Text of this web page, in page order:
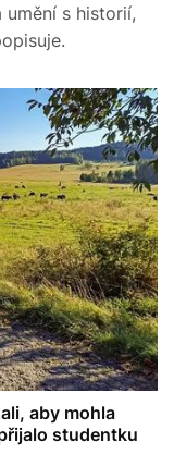
umění s historií,
aby mohla
studentku